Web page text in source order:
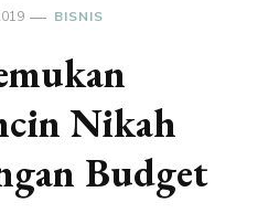
BISNIS
Nikah
Budget